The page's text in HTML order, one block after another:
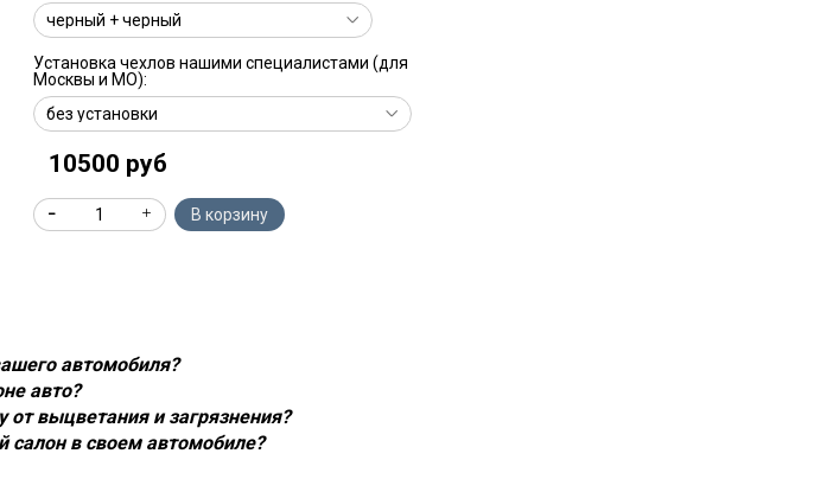
Установка чехлов нашими специалистами (для
Москвы и МО):
10500 руб
В корзину
автомобиля?
авто?
выцветания и загрязнения?
в своем автомобиле?